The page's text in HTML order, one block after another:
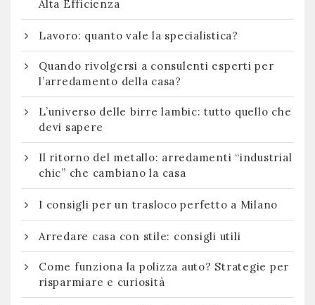
Alta Efficienza
Lavoro: quanto vale la specialistica?
Quando rivolgersi a consulenti esperti per
l’arredamento della casa?
L’universo delle birre lambic: tutto quello che
devi sapere
Il ritorno del metallo: arredamenti “industrial
chic” che cambiano la casa
I consigli per un trasloco perfetto a Milano
Arredare casa con stile: consigli utili
Come funziona la polizza auto? Strategie per
risparmiare e curiosità